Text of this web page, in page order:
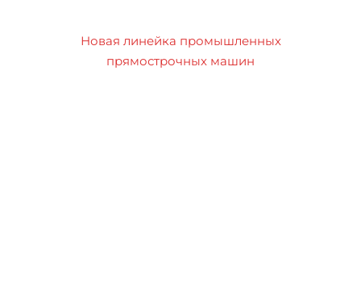
Новая линейка промышленных
прямострочных машин